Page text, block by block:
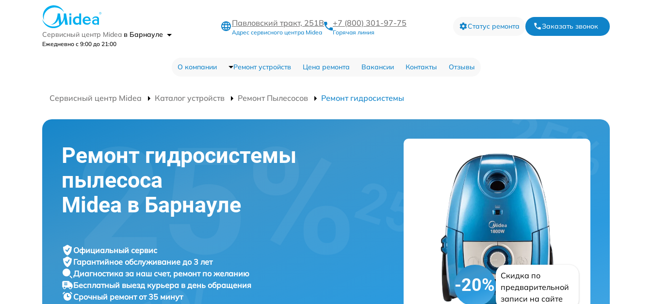
Сервисный центр Midea в Барнауле
Ежедневно с 9:00 до 21:00
Павловский тракт, 251В
Адрес сервисного центра Midea
+7 (800) 301-97-75
Горячая линия
Статус ремонта Заказать звонок
О компании Ремонт устройств Цена ремонта Вакансии Контакты Отзывы
Сервисный центр Midea Каталог устройств Ремонт Пылесосов Ремонт гидросистемы
Ремонт гидросистемы
пылесоса
Midea в Барнауле
Официальный сервис
Гарантийное обслуживание до 3 лет
Диагностика за наш счет, ремонт по желанию
Бесплатный выезд курьера в день обращения
Срочный ремонтот 35 минут
-20%
Скидка по
предварительной
записи на сайте